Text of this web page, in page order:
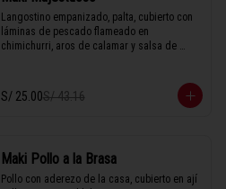
Langostino empanizado, palta, cubierto con
láminas de pescado flameado en
chimichurri, aros de calamar y salsa de
S/ 25.00S/ 43.16
Maki Pollo a la Brasa
Pollo con aderezo de la casa, cubierto en ají